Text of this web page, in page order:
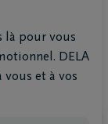
là pour vous
DELA
et à vos